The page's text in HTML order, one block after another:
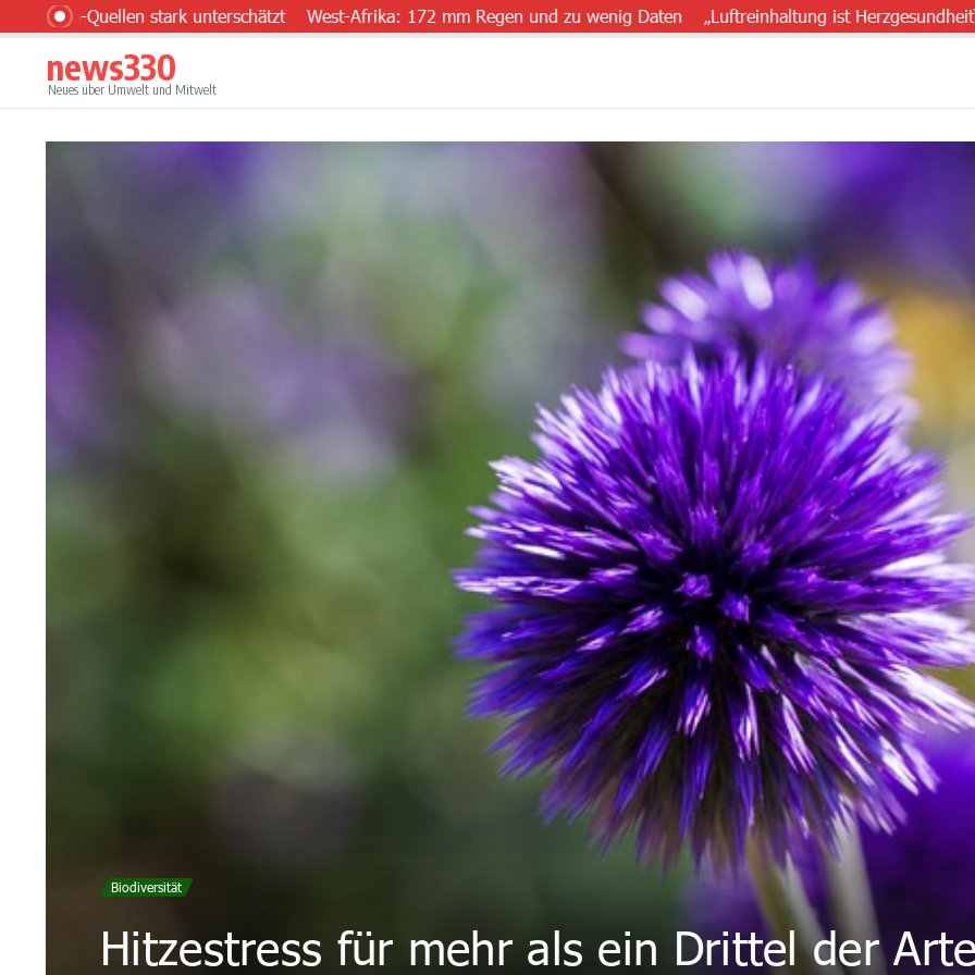
Zum Inhalt springen
Quellen stark unterschätzt West-Afrika: 172 mm Regen und zu wenig Daten „Luftreinhaltung ist Herzgesundheit“
news330
Neues über Umwelt und Mitwelt
Biodiversität
Hitzestress für mehr als ein Drittel der